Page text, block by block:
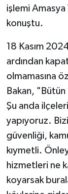
işlemi Amasya
konuştu.
18 Kasım
ardından
olmamasına
Bakan, "Bütün
Şu anda
yapıyoruz.
güvenliği,
kıymetli.
hizmetleri ne
koyarsak